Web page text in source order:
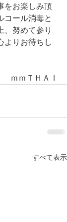
をお楽しみ頂
コール消毒と
、努めて参り
よりお待ちし
ｍｍＴＨＡＩ
すべて表示